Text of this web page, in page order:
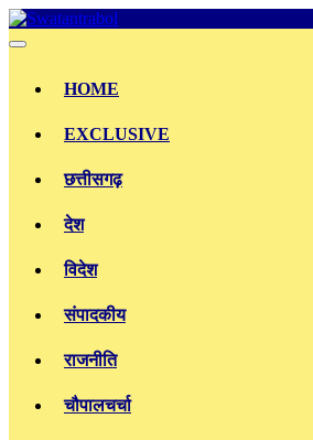
Skip
to
HOME
EXCLUSIVE
छत्तीसगढ़
देश
विदेश
संपादकीय
राजनीति
चौपालचर्चा